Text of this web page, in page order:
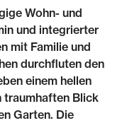
Wohn- und
und integrierter
mit Familie und
durchfluten den
einem hellen
traumhaften Blick
Garten. Die